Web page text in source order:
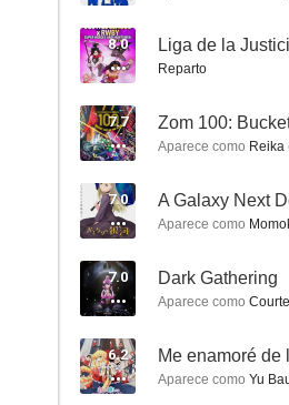
7.2
The Devil is a Part-Timer!
10
8.0
Reparto
7.7 Zom 100:
Aparece como Reika
7.0 A Galaxy Next
Aparece como
7.0 Dark Gathering
Aparece como
6.2 Me enamoré de
Aparece como Yu